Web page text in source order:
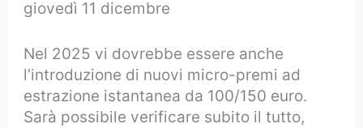
giovedì 11 dicembre
Nel 2025 vi dovrebbe essere anche
l’introduzione di nuovi micro-premi ad
estrazione istantanea da 100/150 euro.
Sarà possibile verificare subito il tutto,